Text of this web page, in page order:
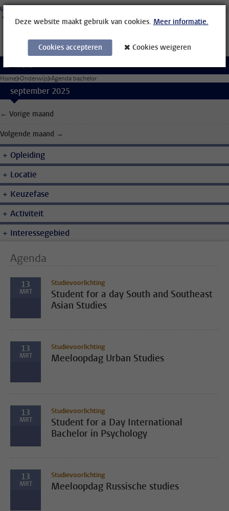
Universiteit Leiden
Menu
Home Onderwijs Agenda bachelor
september 2025
← Vorige maand
Volgende maand →
Opleiding
Locatie
Keuzefase
Activiteit
Interessegebied
Agenda
13
MRT
Studievoorlichting
Student for a day South and Southeast
Asian Studies
13
MRT
Studievoorlichting
Meeloopdag Urban Studies
13
MRT
Studievoorlichting
Student for a Day International
Bachelor in Psychology
13
MRT
Studievoorlichting
Meeloopdag Russische studies
Deze website maakt gebruik van cookies. Meer informatie.
Cookies accepteren Cookies weigeren